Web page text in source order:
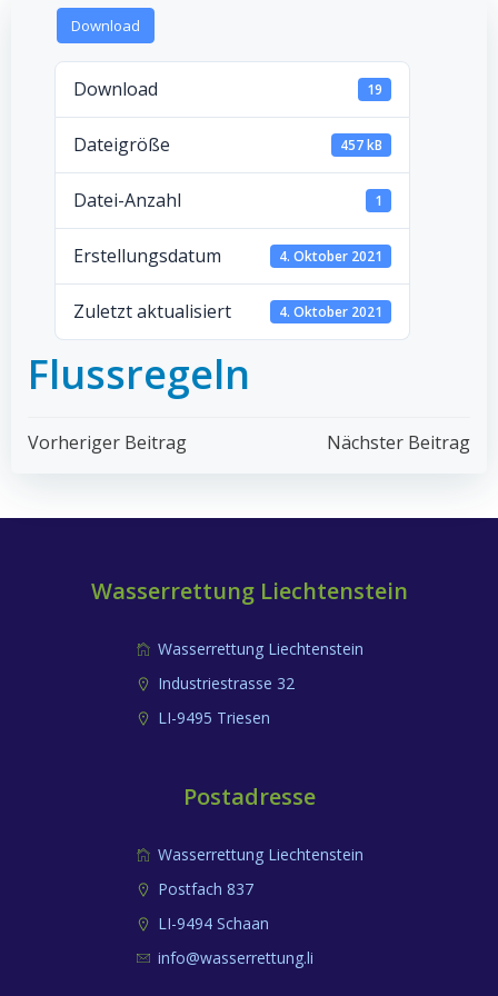
Download
Download 19
Dateigröße 457 kB
Datei-Anzahl 1
Erstellungsdatum 4. Oktober 2021
Zuletzt aktualisiert 4. Oktober 2021
Flussregeln
Post
Navigation
Vorheriger Beitrag
Post
Navigation
Nächster Beitrag
Wasserrettung Liechtenstein
Wasserrettung Liechtenstein
Industriestrasse 32
LI-9495 Triesen
Postadresse
Wasserrettung Liechtenstein
Postfach 837
LI-9494 Schaan
info@wasserrettung.li